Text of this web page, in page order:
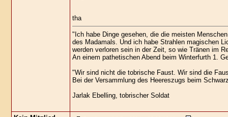
tha
"Ich habe Dinge gesehen, die die meisten
des Madamals. Und ich habe Strahlen magischen
werden verloren sein in der Zeit, so wie Tränen im
An einem pathetischen Abend beim Winterfurth 1.
"Wir sind nicht die tobrische Faust. Wir sind die
Bei der Versammlung des Heereszugs beim
Jarlak Ebelling, tobrischer Soldat